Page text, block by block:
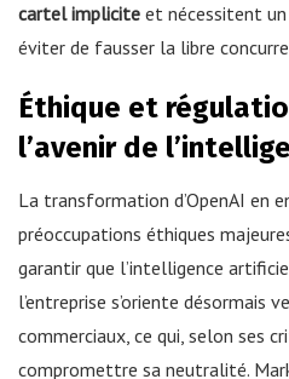
cartel implicite et nécessitent
éviter de fausser la libre
Éthique et
l’avenir de
La transformation d’OpenAI en
préoccupations éthiques
garantir que l’intelligence
l’entreprise s’oriente désormais
commerciaux, ce qui, selon ses
compromettre sa neutralité.